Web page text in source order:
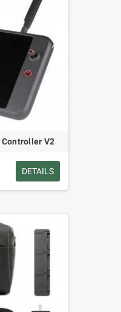
V2
DETAILS